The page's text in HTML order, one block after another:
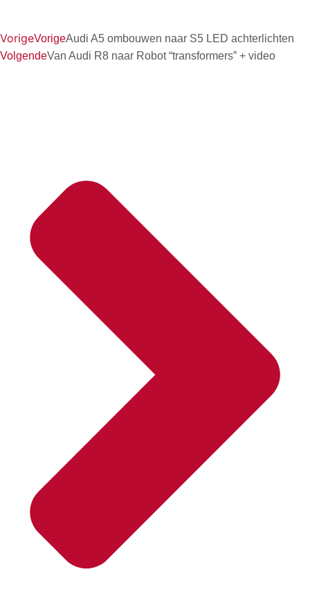
VorigeVorigeAudi A5 ombouwen naar S5 LED achterlichten
VolgendeVan Audi R8 naar Robot “transformers” + video